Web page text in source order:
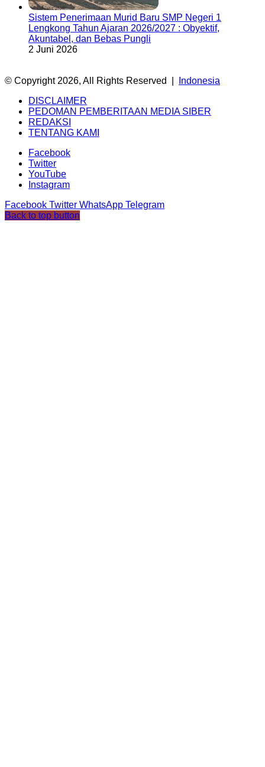
Sistem Penerimaan Murid Baru SMP Negeri 1
Lengkong Tahun Ajaran 2026/2027 : Obyektif,
Akuntabel, dan Bebas Pungli
2 Juni 2026
© Copyright 2026, All Rights Reserved |
Indonesia
DISCLAIMER
PEDOMAN PEMBERITAAN MEDIA SIBER
REDAKSI
TENTANG KAMI
Facebook
Twitter
YouTube
Instagram
Facebook Twitter WhatsApp Telegram
Back to top button